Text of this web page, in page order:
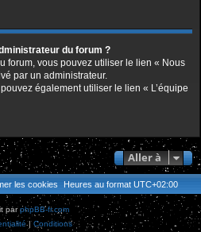
du forum ?
forum, vous pouvez utiliser le lien « Nous
par un administrateur.
également utiliser le lien « L’équipe
Aller à
Heures au format UTC+02:00
les cookies
parphpBB-fr.com
|Conditions